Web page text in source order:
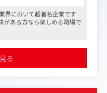
ゲット、予算に基づくメ
、Instagram、TikTok
ィレクション
ィング、改善提案
界において超著名企業です
ある方なら楽しめる職場で
る